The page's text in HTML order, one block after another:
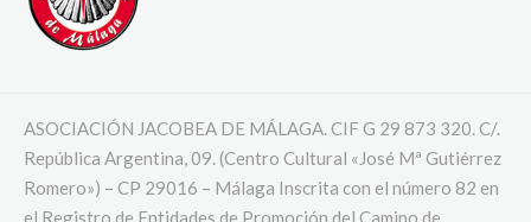
ASOCIACIÓN JACOBEA DE MÁLAGA. CIF G 29 873 320. C/.
República Argentina, 09. (Centro Cultural «José Mª Gutiérrez
Romero») – CP 29016 – Málaga Inscrita con el número 82 en